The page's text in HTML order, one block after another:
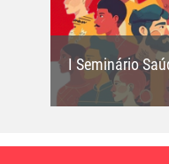
I Seminário